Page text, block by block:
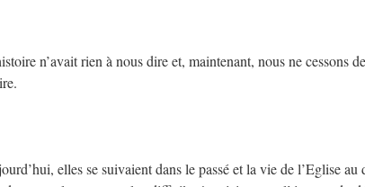
n’avait rien à nous dire et, maintenant, nous ne cessons de
elles se suivaient dans le passé et la vie de l’Eglise au